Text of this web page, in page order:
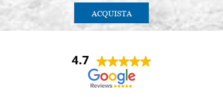
ACQUISTA
4.7